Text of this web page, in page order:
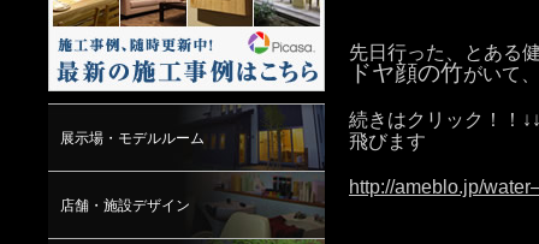
展示場・モデルルーム
店舗・施設デザイン
先日行った、とある
ドヤ顔の竹がいて
続きはクリック！
飛びます
http://ameblo.jp/